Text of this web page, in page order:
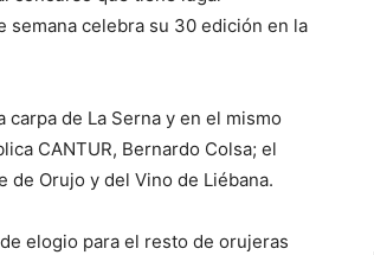
semana celebra su 30 edición en la
de La Serna y en el mismo
CANTUR, Bernardo Colsa; el
de Orujo y del Vino de Liébana.
elogio para el resto de orujeras